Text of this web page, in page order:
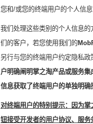
您和/或您的终端用户的个人信息
我们处理这些类别的个人信息
们的客户，若您使用我们的
另行与您的终端用户约定隐私
户明确阐明掌之淘产品或服务
信息获取了终端用户的单独明确
对终端用户的特别提示：因为
钮接受开发者的用户协议、服务